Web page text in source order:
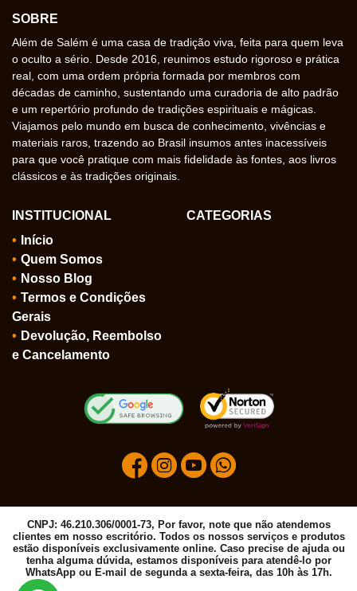
SOBRE
Além de Salém é uma casa de tradição viva, feita para quem leva
o oculto a sério. Desde 2016, reunimos estudo rigoroso e prática
real, com uma ordem própria formada por membros com
décadas de caminho, sustentando uma curadoria de alto padrão
e um repertório profundo de tradições espirituais e mágicas.
Viajamos pelo mundo em busca de conhecimento, vivências e
materiais raros, trazendo ao Brasil insumos antes inacessíveis
para que você pratique com mais fidelidade às fontes, aos livros
clássicos e às tradições originais.
INSTITUCIONAL
Início
Quem Somos
Nosso Blog
Termos e Condições
Gerais
Devolução, Reembolso
e Cancelamento
CATEGORIAS
CNPJ: 46.210.306/0001-73, Por favor, note que não atendemos
clientes em nosso escritório. Todos os nossos serviços e produtos
estão disponíveis exclusivamente online. Caso precise de ajuda ou
tenha alguma dúvida, estamos disponíveis para atendê-lo por
WhatsApp ou E-mail de segunda a sexta-feira, das 10h às 17h.